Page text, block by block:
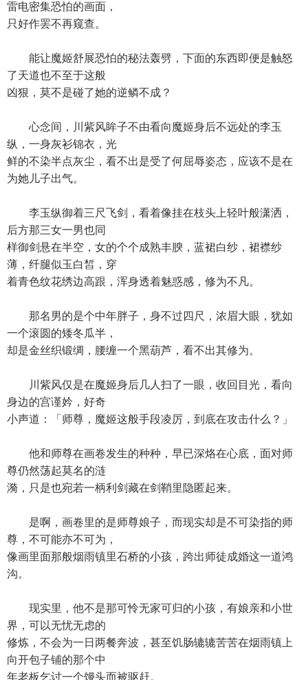
雷电密集恐怕的画面，
只好作罢不再窥查。
能让魔姬舒展恐怕的秘法轰劈，下面的东西即便是触怒
了天道也不至于这般
凶狠，莫不是碰了她的逆鳞不成？
心念间，川紫风眸子不由看向魔姬身后不远处的李玉
纵，一身灰衫锦衣，光
鲜的不染半点灰尘，看不出是受了何屈辱姿态，应该不是在
为她儿子出气。
李玉纵御着三尺飞剑，看着像挂在枝头上轻叶般潇洒，
后方那三女一男也同
样御剑悬在半空，女的个个成熟丰腴，蓝裙白纱，裙襟纱
薄，纤腿似玉白皙，穿
着青色纹花绣边高跟，浑身透着魅惑感，修为不凡。
那名男的是个中年胖子，身不过四尺，浓眉大眼，犹如
一个滚圆的矮冬瓜半，
却是金丝织锻绸，腰缠一个黑葫芦，看不出其修为。
川紫风仅是在魔姬身后几人扫了一眼，收回目光，看向
身边的宫谨妗，好奇
小声道：「师尊，魔姬这般手段凌厉，到底在攻击什么？」
他和师尊在画卷发生的种种，早已深烙在心底，面对师
尊仍然荡起莫名的涟
漪，只是也宛若一柄利剑藏在剑鞘里隐匿起来。
是啊，画卷里的是师尊娘子，而现实却是不可染指的师
尊，不可能亦不可为，
像画里面那般烟雨镇里石桥的小孩，跨出师徒成婚这一道鸿
沟。
现实里，他不是那可怜无家可归的小孩，有娘亲和小世
界，可以无忧无虑的
修炼，不会为一日两餐奔波，甚至饥肠辘辘苦苦在烟雨镇上
向开包子铺的那个中
年老板乞讨一个馒头而被驱赶。